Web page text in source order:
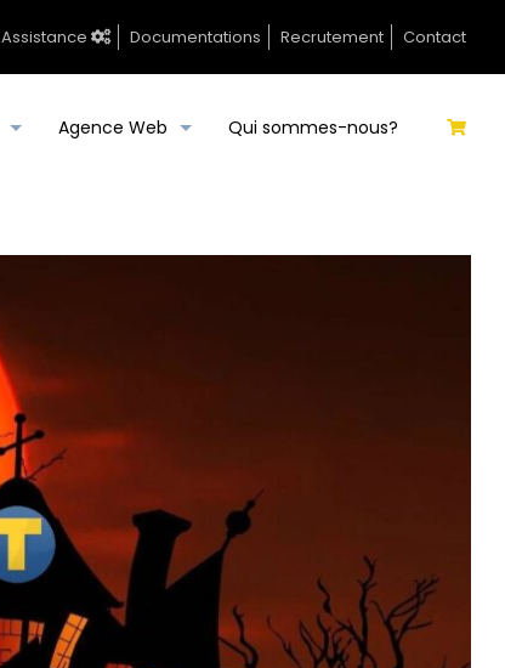
Assistance Documentations Recrutement Contact
Agence Web Qui sommes-nous?